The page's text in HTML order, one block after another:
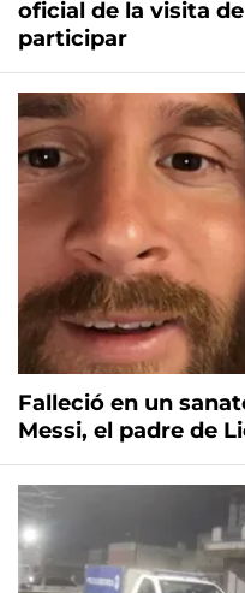
oficial de la visita
participar
Falleció en un
Messi, el padre de